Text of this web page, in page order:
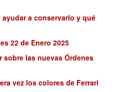
a conservarlo y qué
22 de Enero 2025
sobre las nuevas Órdenes
vez los colores de Ferrari